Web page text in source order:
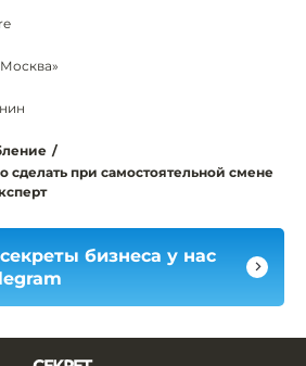
/
сделать при самостоятельной смене
бизнеса у нас